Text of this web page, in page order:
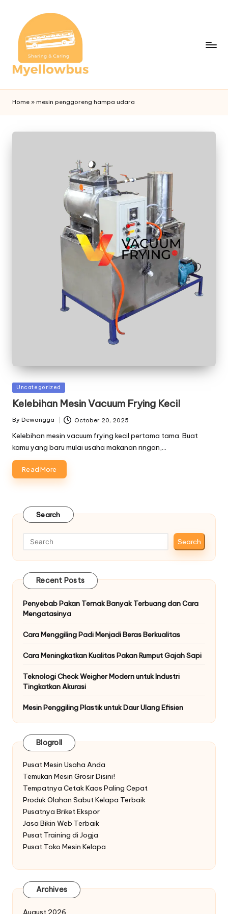
Home » mesin penggoreng hampa udara
Posted
Uncategorized
Kelebihan Mesin Vacuum Frying Kecil
Posted
By Dewangga October 20, 2025
Kelebihan mesin vacuum frying kecil pertama tama. Buat
kamu yang baru mulai usaha makanan ringan,…
Read More
Search
Search
Recent Posts
Penyebab Pakan Ternak Banyak Terbuang dan Cara
Mengatasinya
Cara Menggiling Padi Menjadi Beras Berkualitas
Cara Meningkatkan Kualitas Pakan Rumput Gajah Sapi
Teknologi Check Weigher Modern untuk Industri
Tingkatkan Akurasi
Mesin Penggiling Plastik untuk Daur Ulang Efisien
Blogroll
Pusat Mesin Usaha Anda
Temukan Mesin Grosir Disini!
Tempatnya Cetak Kaos Paling Cepat
Produk Olahan Sabut Kelapa Terbaik
Pusatnya Briket Ekspor
Jasa Bikin Web Terbaik
Pusat Training di Jogja
Pusat Toko Mesin Kelapa
Archives